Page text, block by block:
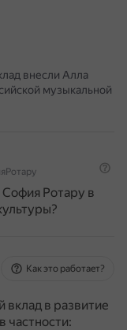
внесли Алла
музыкальной
София Ротару в
Как это работает?
вклад в развитие
частности: